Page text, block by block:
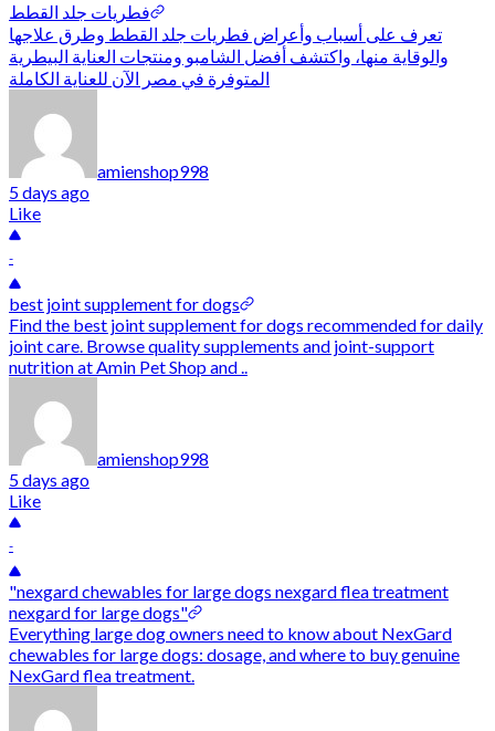
فطريات جلد القطط
تعرف على أسباب وأعراض فطريات جلد القطط وطرق علاجها
والوقاية منها، واكتشف أفضل الشامبو ومنتجات العناية البيطرية
المتوفرة في مصر الآن للعناية الكاملة
amienshop998
5 days ago
Like
-
best joint supplement for dogs
Find the best joint supplement for dogs recommended for daily
joint care. Browse quality supplements and joint-support
nutrition at Amin Pet Shop and ..
amienshop998
5 days ago
Like
-
"nexgard chewables for large dogs nexgard flea treatment
nexgard for large dogs"
Everything large dog owners need to know about NexGard
chewables for large dogs: dosage, and where to buy genuine
NexGard flea treatment.